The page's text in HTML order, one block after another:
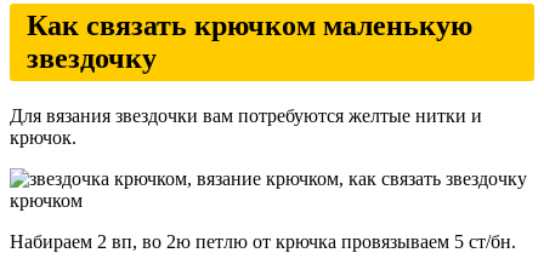
Как связать крючком маленькую
звездочку
Для вязания звездочки вам потребуются желтые нитки и
крючок.
Набираем 2 вп, во 2ю петлю от крючка провязываем 5 ст/бн.